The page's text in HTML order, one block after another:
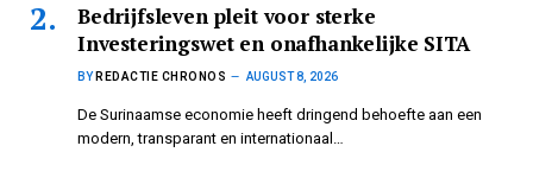
Bedrijfsleven pleit voor sterke
Investeringswet en onafhankelijke SITA
BY REDACTIE CHRONOS AUGUST 8, 2026
De Surinaamse economie heeft dringend behoefte aan een
modern, transparant en internationaal…